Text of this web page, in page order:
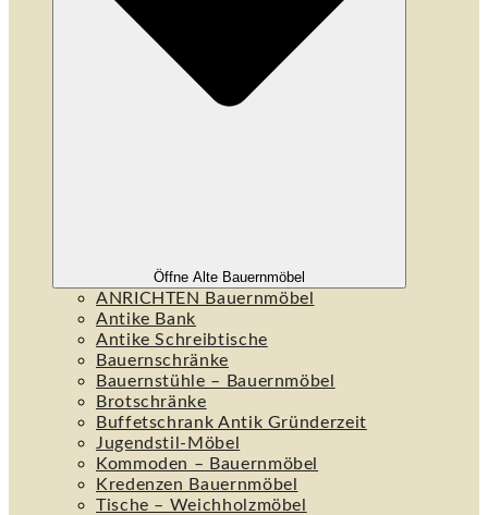
Öffne Alte Bauernmöbel
ANRICHTEN Bauernmöbel
Antike Bank
Antike Schreibtische
Bauernschränke
Bauernstühle – Bauernmöbel
Brotschränke
Buffetschrank Antik Gründerzeit
Jugendstil-Möbel
Kommoden – Bauernmöbel
Kredenzen Bauernmöbel
Tische – Weichholzmöbel